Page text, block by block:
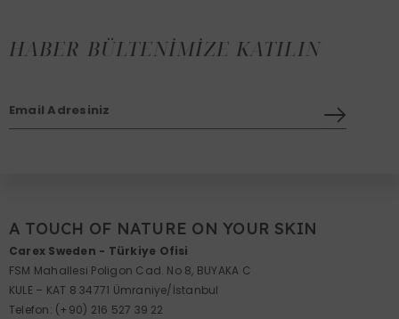
HABER BÜLTENIMIZE KATILIN
Email Adresiniz
A TOUCH OF NATURE ON YOUR SKIN
Carex Sweden - Türkiye Ofisi
FSM Mahallesi Poligon Cad. No 8, BUYAKA C
KULE – KAT 8 34771 Ümraniye/İstanbul
Telefon: (+90) 216 527 39 22